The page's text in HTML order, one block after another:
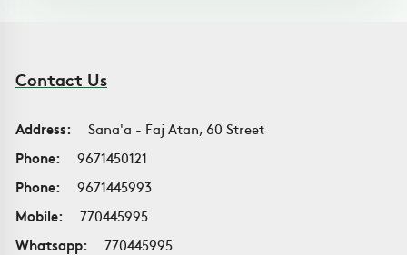
Contact Us
Address:
Sana'a - Faj Atan, 60 Street
Phone:
9671450121
Phone:
9671445993
Mobile:
770445995
Whatsapp:
770445995